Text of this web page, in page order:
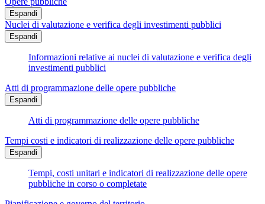
Espandi
Nuclei di valutazione e verifica degli investimenti pubblici
Espandi
Informazioni relative ai nuclei di valutazione e verifica degli
investimenti pubblici
Atti di programmazione delle opere pubbliche
Espandi
Atti di programmazione delle opere pubbliche
Tempi costi e indicatori di realizzazione delle opere pubbliche
Espandi
Tempi, costi unitari e indicatori di realizzazione delle opere
pubbliche in corso o completate